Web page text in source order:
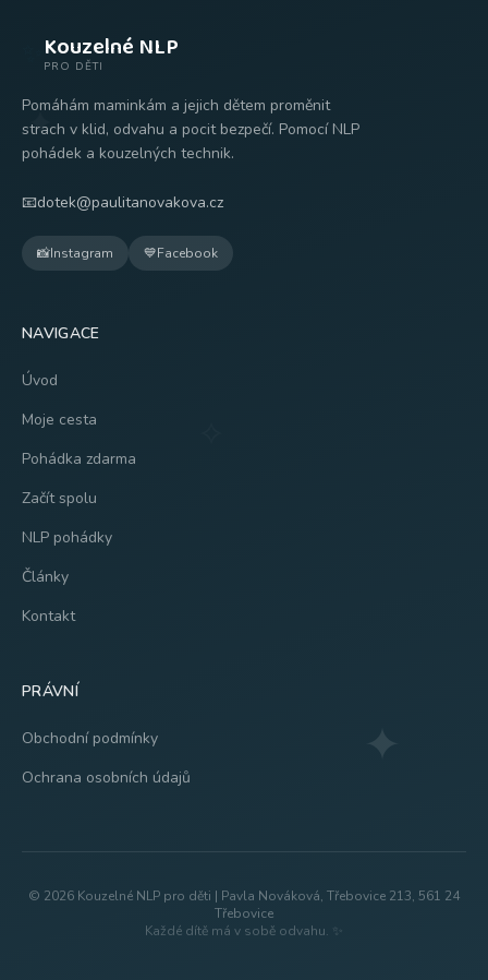
✦
✦
Kouzelné NLP
PRO DĚTI
Pomáhám maminkám a jejich dětem proměnit
strach v klid, odvahu a pocit bezpečí. Pomocí NLP
pohádek a kouzelných technik.
📧dotek@paulitanovakova.cz
📸Instagram 💙Facebook
NAVIGACE
Úvod
Moje cesta
Pohádka zdarma
Začít spolu
NLP pohádky
Články
Kontakt
PRÁVNÍ
Obchodní podmínky
Ochrana osobních údajů
© 2026 Kouzelné NLP pro děti | Pavla Nováková, Třebovice 213, 561 24
Třebovice
Každé dítě má v sobě odvahu. ✨